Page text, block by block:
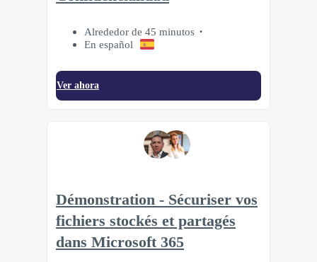
Alrededor de 45 minutos
En español
Ver ahora
Démonstration - Sécuriser vos
fichiers stockés et partagés
dans Microsoft 365